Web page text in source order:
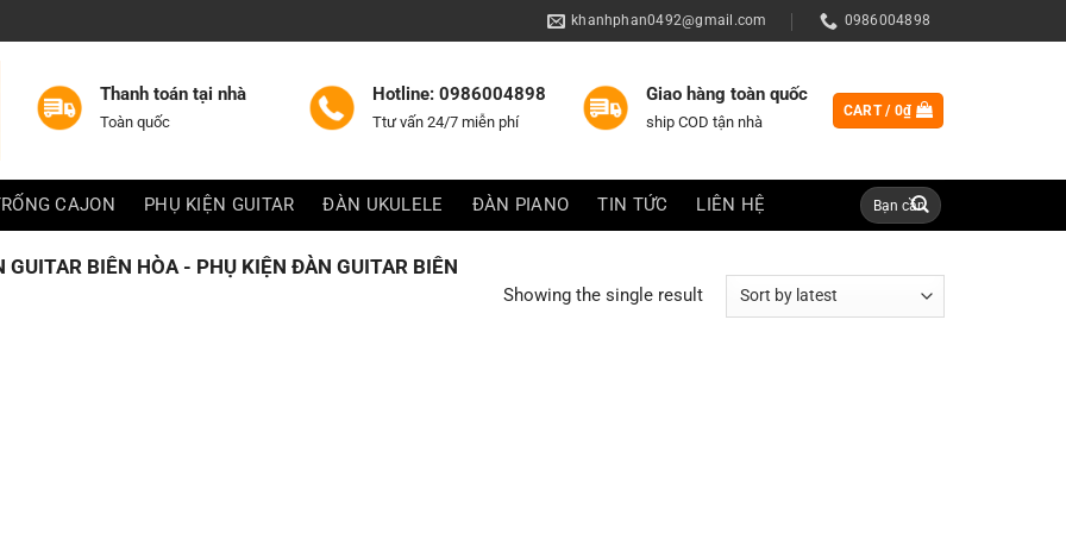
khanhphan0492@gmail.com 0986004898
Thanh toán tại nhà
Toàn quốc
Hotline: 0986004898
Ttư vấn 24/7 miễn phí
Giao hàng toàn quốc
ship COD tận nhà
CART / 0₫
CAJON PHỤ KIỆN GUITAR ĐÀN UKULELE ĐÀN PIANO TIN TỨC LIÊN HỆ
Search
for:
GUITAR BIÊN HÒA - PHỤ KIỆN ĐÀN GUITAR BIÊN
Showing the single result